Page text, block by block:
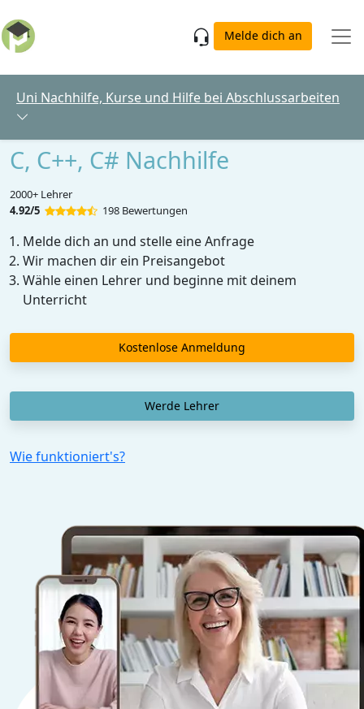
Melde dich an
Uni Nachhilfe, Kurse und Hilfe bei Abschlussarbeiten
C, C++, C# Nachhilfe
2000+ Lehrer
4.92/5
198 Bewertungen
Melde dich an und stelle eine Anfrage
Wir machen dir ein Preisangebot
Wähle einen Lehrer und beginne mit deinem
Unterricht
Kostenlose Anmeldung
Werde Lehrer
Wie funktioniert's?